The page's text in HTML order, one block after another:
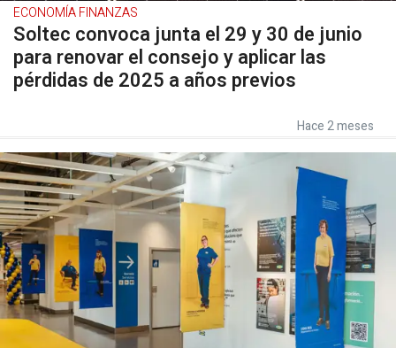
ECONOMÍA FINANZAS
Soltec convoca junta el 29 y 30 de junio
para renovar el consejo y aplicar las
pérdidas de 2025 a años previos
Hace 2 meses